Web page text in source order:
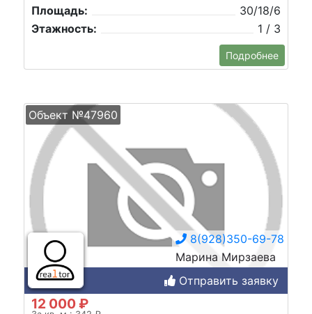
Площадь:
30/18/6
Этажность:
1 / 3
Подробнее
Объект №47960
8(928)350-69-78
Марина Мирзаева
Отправить заявку
12 000 ₽